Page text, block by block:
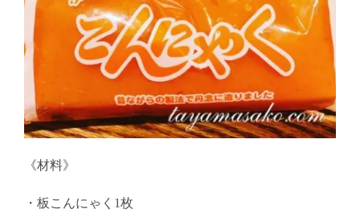
《材料》
・板こんにゃく1枚